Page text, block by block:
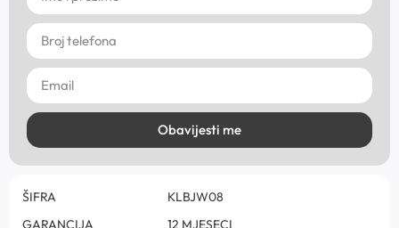
Obavijesti me
ŠIFRA
KLBJW08
GARANCIJA
12 MJESECI